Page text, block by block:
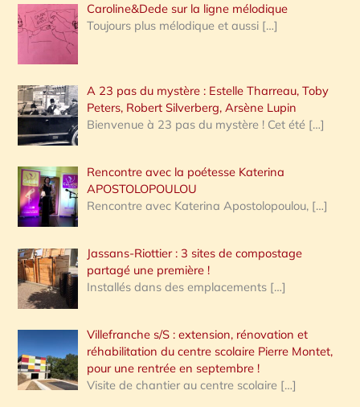
Caroline&Dede sur la ligne mélodique
Toujours plus mélodique et aussi […]
A 23 pas du mystère : Estelle Tharreau, Toby
Peters, Robert Silverberg, Arsène Lupin
Bienvenue à 23 pas du mystère ! Cet été […]
Rencontre avec la poétesse Katerina
APOSTOLOPOULOU
Rencontre avec Katerina Apostolopoulou, […]
Jassans-Riottier : 3 sites de compostage
partagé une première !
Installés dans des emplacements […]
Villefranche s/S : extension, rénovation et
réhabilitation du centre scolaire Pierre Montet,
pour une rentrée en septembre !
Visite de chantier au centre scolaire […]